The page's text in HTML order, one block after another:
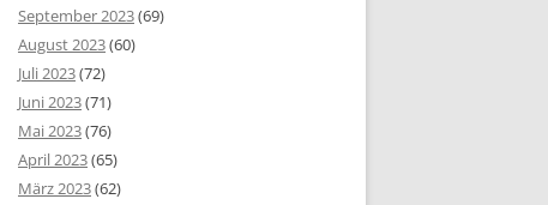
September 2023(69)
August 2023(60)
Juli 2023(72)
Juni 2023(71)
Mai 2023(76)
April 2023(65)
März 2023(62)